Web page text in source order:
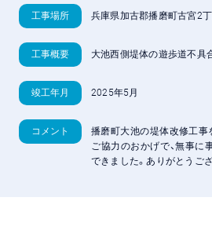
工事場所 兵庫県加古郡播磨町古宮2丁
工事概要 大池西側堤体の遊歩道不具
竣工年月 2025年5月
コメント
播磨町大池の堤体改修工事
ご協力のおかげで、無事に
できました。ありがとうご